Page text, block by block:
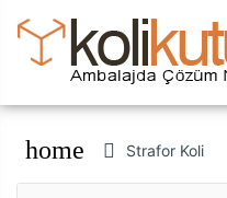
home Strafor Koli